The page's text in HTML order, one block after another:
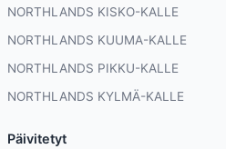
NORTHLANDS KISKO-KALLE
NORTHLANDS KUUMA-KALLE
NORTHLANDS PIKKU-KALLE
NORTHLANDS KYLMÄ-KALLE
Päivitetyt